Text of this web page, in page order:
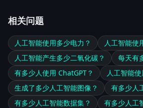
相关问题
人工智能使用多少电力？
人工智能使
人工智能产生多少二氧化碳？
每天有
有多少人使用 ChatGPT？
人工智能
生成了多少人工智能图像？
有多少人
有多少人工智能数据集？
有多少人工